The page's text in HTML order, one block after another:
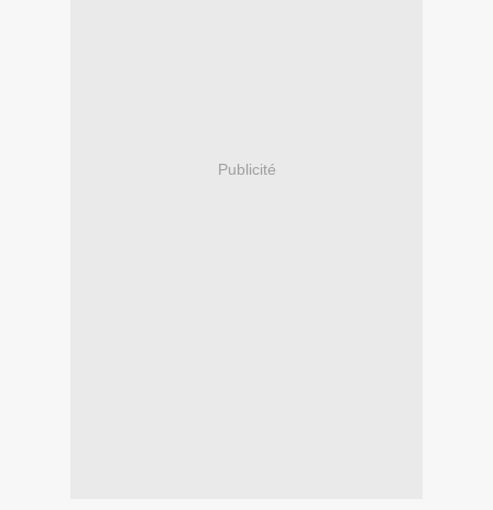
Publicité